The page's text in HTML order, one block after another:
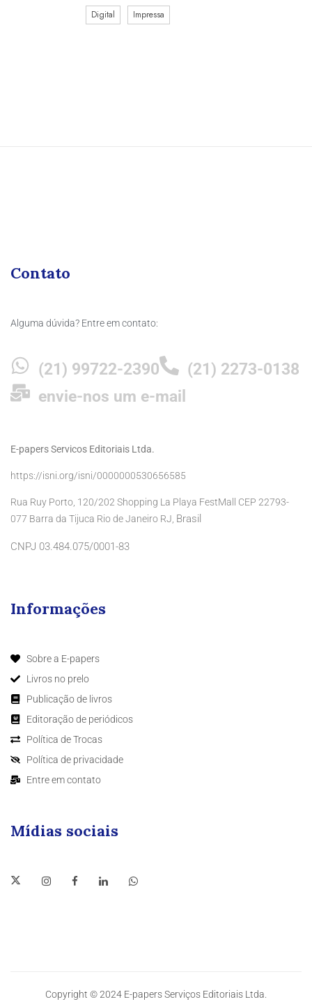
Digital Impressa
Contato
Alguma dúvida? Entre em contato:
(21) 99722-2390
(21) 2273-0138
envie-nos um e-mail
E-papers Servicos Editoriais Ltda.
https://isni.org/isni/0000000530656585
Rua Ruy Porto, 120/202 Shopping La Playa FestMall CEP 22793-
077 Barra da Tijuca Rio de Janeiro RJ, Brasil
CNPJ 03.484.075/0001-83
Informações
Sobre a E-papers
Livros no prelo
Publicação de livros
Editoração de periódicos
Política de Trocas
Política de privacidade
Entre em contato
Mídias sociais
Copyright © 2024 E-papers Serviços Editoriais Ltda.